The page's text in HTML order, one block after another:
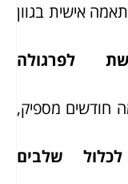
אישית בגוון
לפרגולה
חודשים מספיק,
שלבים